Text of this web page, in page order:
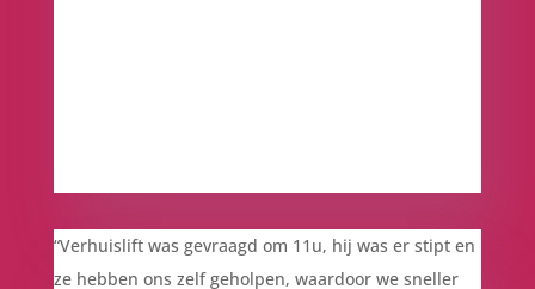
“Verhuislift was gevraagd om 11u, hij was er stipt en
ze hebben ons zelf geholpen, waardoor we sneller